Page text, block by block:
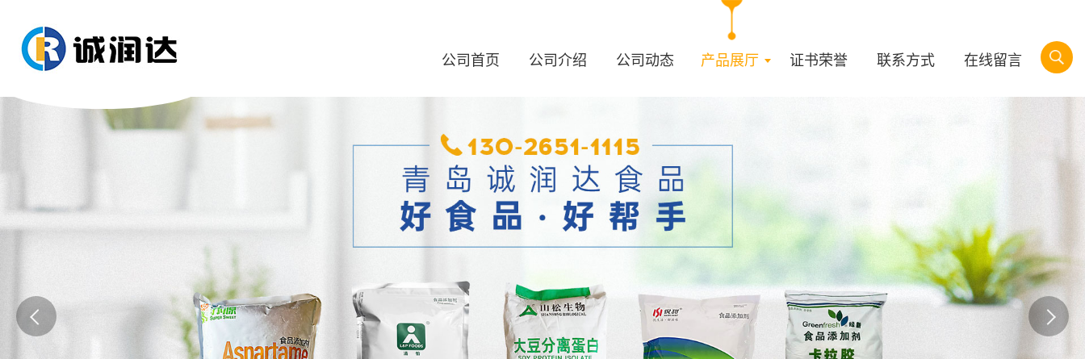
公司首页 公司介绍 公司动态 产品展厅 证书荣誉 联系方式 在线留言